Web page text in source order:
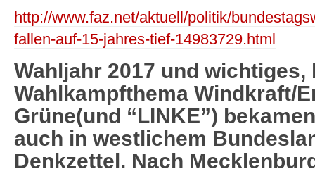
http://www.faz.net/aktuell/politik/
fallen-auf-15-jahres-tief-14983729.html
Wahljahr 2017 und wichtiges,
Wahlkampfthema Windkraft/
Grüne(und “LINKE”)
auch in westlichem
Denkzettel. Nach